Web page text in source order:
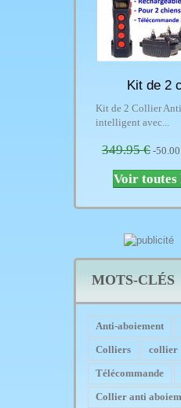
Kit de 2
Kit de 2 Collier
intelligent avec...
349.95 € -
Voir toutes
MOTS-CLÉS
Anti-aboiement
Colliers
collier
Télécommande
Collier anti